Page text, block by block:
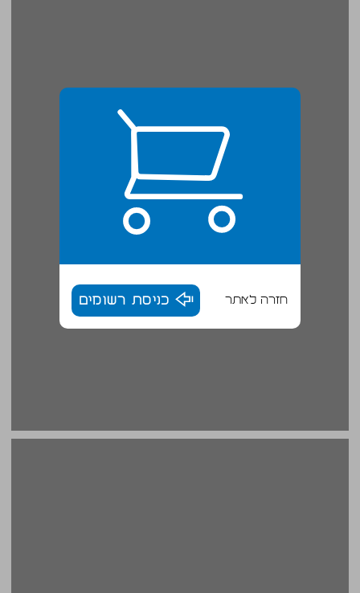
חזרה לאתר כניסת רשומים
רצח רבין - מעל חצי יובל: הזמנה לחשוב מחדש ... 17